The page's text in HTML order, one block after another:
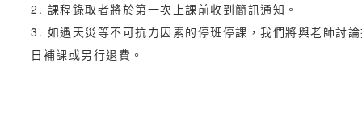
2. 課程錄取者將於第一次上課前收到簡訊通知。
3. 如遇天災等不可抗力因素的停班停課，我們將與老師討
日補課或另行退費。